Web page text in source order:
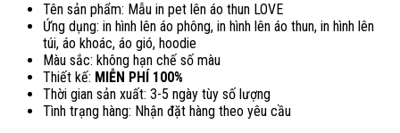
Tên sản phẩm: Mẫu in pet lên áo thun LOVE
Ứng dụng: in hình lên áo phông, in hình lên áo thun, in hình lên
túi, áo khoác, áo gió, hoodie
Màu sắc: không hạn chế số màu
Thiết kế: MIỄN PHÍ 100%
Thời gian sản xuất: 3-5 ngày tùy số lượng
Tình trạng hàng: Nhận đặt hàng theo yêu cầu